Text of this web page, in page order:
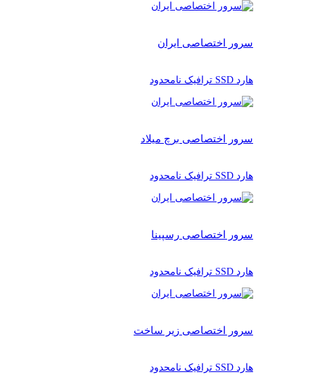
سرور اختصاصی ایران
هارد SSD ترافیک نامحدود
سرور اختصاصی برچ میلاد
هارد SSD ترافیک نامحدود
سرور اختصاصی رسپینا
هارد SSD ترافیک نامحدود
سرور اختصاصی زیر ساخت
هارد SSD ترافیک نامحدود